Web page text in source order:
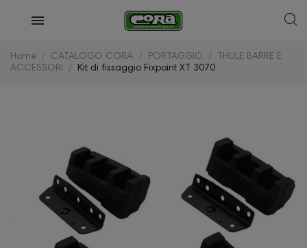
Home CATALOGO CORA PORTAGGIO
THULE BARRE E
ACCESSORI
Kit di fissaggio Fixpoint XT 3070